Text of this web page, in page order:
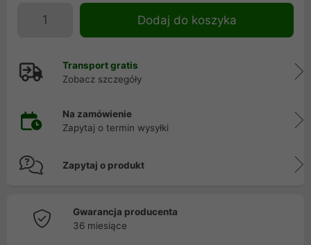
Dodaj do koszyka
Transport gratis
Zobacz szczegóły
Na zamówienie
Zapytaj o termin wysyłki
Zapytaj o produkt
Gwarancja producenta
36 miesiące